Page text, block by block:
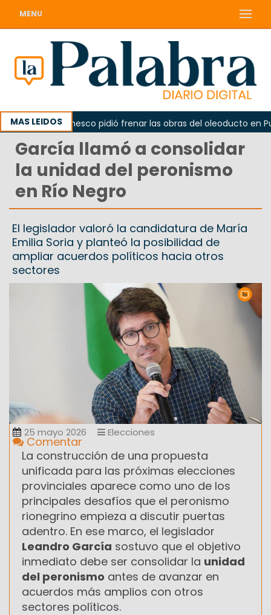
MENU
MAS LEIDOS
La Unesco pidió frenar las obras del oleoducto en
García llamó a consolidar
la unidad del peronismo
en Río Negro
El legislador valoró la candidatura de María
Emilia Soria y planteó la posibilidad de
ampliar acuerdos políticos hacia otros
sectores
25 mayo 2026 Elecciones
Comentar
La construcción de una propuesta
unificada para las próximas elecciones
provinciales aparece como uno de los
principales desafíos que el peronismo
rionegrino empieza a discutir puertas
adentro. En ese marco, el legislador
Leandro García sostuvo que el objetivo
inmediato debe ser consolidar la unidad
del peronismo antes de avanzar en
acuerdos más amplios con otros
sectores políticos.